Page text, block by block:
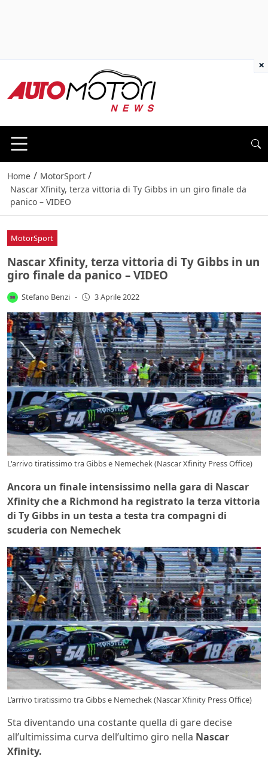
Home / MotorSport /
Nascar Xfinity, terza vittoria di Ty Gibbs in un giro finale da
panico – VIDEO
MotorSport
Nascar Xfinity, terza vittoria di Ty Gibbs in un
giro finale da panico – VIDEO
Stefano Benzi - 3 Aprile 2022
L'arrivo tiratissimo tra Gibbs e Nemechek (Nascar Xfinity Press Office)
Ancora un finale intensissimo nella gara di Nascar
Xfinity che a Richmond ha registrato la terza vittoria
di Ty Gibbs in un testa a testa tra compagni di
scuderia con Nemechek
L’arrivo tiratissimo tra Gibbs e Nemechek (Nascar Xfinity Press Office)
Sta diventando una costante quella di gare decise
all’ultimissima curva dell’ultimo giro nella Nascar
Xfinity.
×